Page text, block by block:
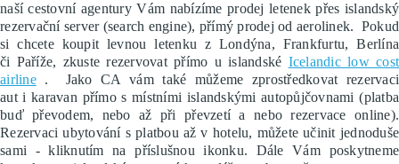
naší cestovní agentury Vám nabízíme prodej letenek přes islandský
rezervační server (search engine), přímý prodej od aerolinek. Pokud
si chcete koupit levnou letenku z Londýna, Frankfurtu, Berlína
či Paříže, zkuste rezervovat přímo u islandské Icelandic low cost
airline. Jako CA vám také můžeme zprostředkovat rezervaci
aut i karavan přímo s místními islandskými autopůjčovnami (platba
buď převodem, nebo až při převzetí a nebo rezervace online).
Rezervaci ubytování s platbou až v hotelu, můžete učinit jednoduše
sami - kliknutím na příslušnou ikonku. Dále Vám poskytneme